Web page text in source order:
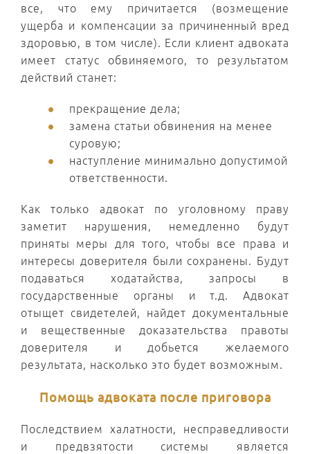
все, что ему причитается (возмещение
ущерба и компенсации за причиненный вред
здоровью, в том числе). Если клиент адвоката
имеет статус обвиняемого, то результатом
действий станет:
прекращение дела;
замена статьи обвинения на менее
суровую;
наступление минимально допустимой
ответственности.
Как только адвокат по уголовному праву
заметит нарушения, немедленно будут
приняты меры для того, чтобы все права и
интересы доверителя были сохранены. Будут
подаваться ходатайства, запросы в
государственные органы и т.д. Адвокат
отыщет свидетелей, найдет документальные
и вещественные доказательства правоты
доверителя и добьется желаемого
результата, насколько это будет возможным.
Помощь адвоката после приговора
Последствием халатности, несправедливости
и предвзятости системы является